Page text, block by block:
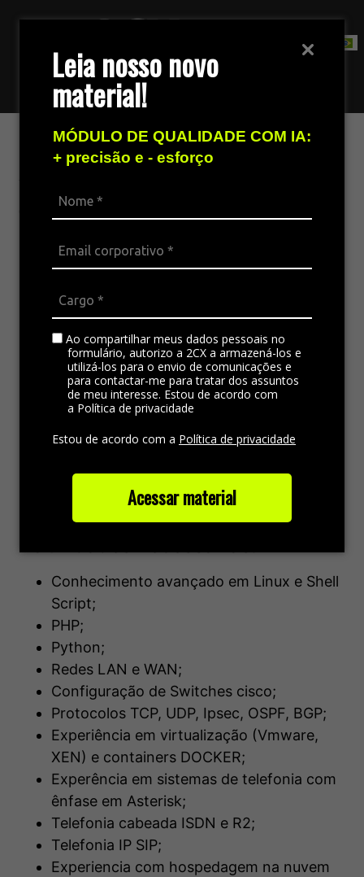
Leia nosso novo
material!
MÓDULO DE QUALIDADE COM IA:
+ precisão e - esforço
Ao compartilhar meus dados pessoais no
formulário, autorizo a 2CX a armazená-los e
utilizá-los para o envio de comunicações e
para contactar-me para tratar dos assuntos
de meu interesse. Estou de acordo com
a Política de privacidade
Estou de acordo com a Política de privacidade
Acessar material
Fale com nossa equipe de vendas
Tecnologia da Informação
Tarefas da posição:
Manter toda a infraestrutura de servidores
otimizado;
Criação de VM’S após análise de
capacidade de hardware e avaliar
necessidade de upgrade de hardware;
Criação de scripts para automatização de
processos;
Khomp
SIP;
Manter ambiente cloud estável e seguro;
Analise de causa raiz de problemas.
Conhecimento avançado em Linux e Shell
Script;
PHP;
Python;
Redes LAN e WAN;
Configuração de Switches cisco;
Protocolos TCP, UDP, Ipsec, OSPF, BGP;
Experiência em virtualização (Vmware,
XEN) e containers DOCKER;
Experência em sistemas de telefonia com
ênfase em Asterisk;
Telefonia cabeada ISDN e R2;
Telefonia IP SIP;
Experiencia com hospedagem na nuvem